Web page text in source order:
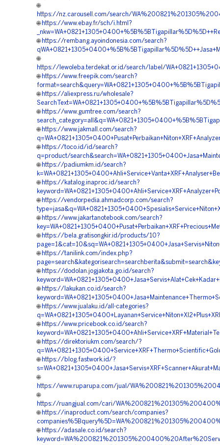
🌐
https://nz.carousell.com/search/
🌐 https://www.ebay.fr/sch/i.html?
🌐 https://rembang.ayoindonesia.com/search?
🌐
https://lewoleba.terdekat.or.id/search/label/
🌐 https://www.freepik.com/search?
🌐 https://aliexpress.ru/wholesale?
🌐 https://www.gumtree.com/search?
🌐 https://www.jakmall.com/search?
🌐 https://toco.id/id/search?
q=product/
🌐 https://padiumkm.id/search?
🌐 https://katalog.inaproc.id/search?
🌐 https://vendorpedia.ahmadcorp.com/search?
🌐 https://www.jakartanotebook.com/search?
🌐 https://bela.gratisongkir.id/products/10?
🌐 https://tanilink.com/index.php?
🌐 https://dodolan.jogjakota.go.id/search?
🌐 https://lakukan.co.id/search?
🌐 https://www.jualaku.id/all-categories?
🌐 https://www.pricebook.co.id/search?
🌐 https://direktoriukm.com/search/?
🌐 https://blog.fastwork.id/?
🌐
https://www.ruparupa.com/jual/
🌐
https://ruangjual.com/cari/
🌐 https://inaproduct.com/search/companies?
🌐 https://adasale.co.id/search?